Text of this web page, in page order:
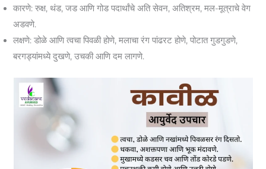
कारणे: रुक्ष, थंड, जड आणि गोड पदार्थांचे अति सेवन, अतिश्रम, मल-मूत्राचे वेग
अडवणे.
लक्षणे: डोळे आणि त्वचा पिवळी होणे, मलाचा रंग पांढरट होणे, पोटात गुडगुडणे,
बरगड्यांमध्ये दुखणे, उचकी आणि दम लागणे.